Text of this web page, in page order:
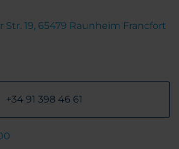
Str. 19, 65479 Raunheim Francfort
+34 91 398 46 61